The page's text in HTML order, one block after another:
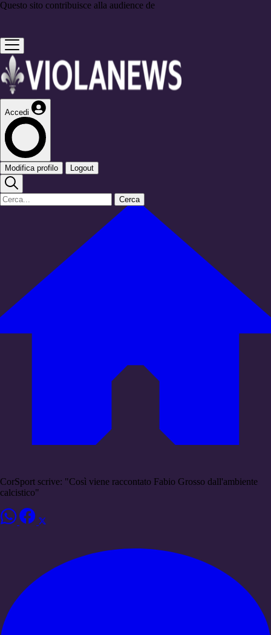
Questo sito contribuisce alla audience de
Accedi
Modifica profilo Logout
Cerca
CorSport scrive: "Così viene raccontato Fabio Grosso dall'ambiente
calcistico"